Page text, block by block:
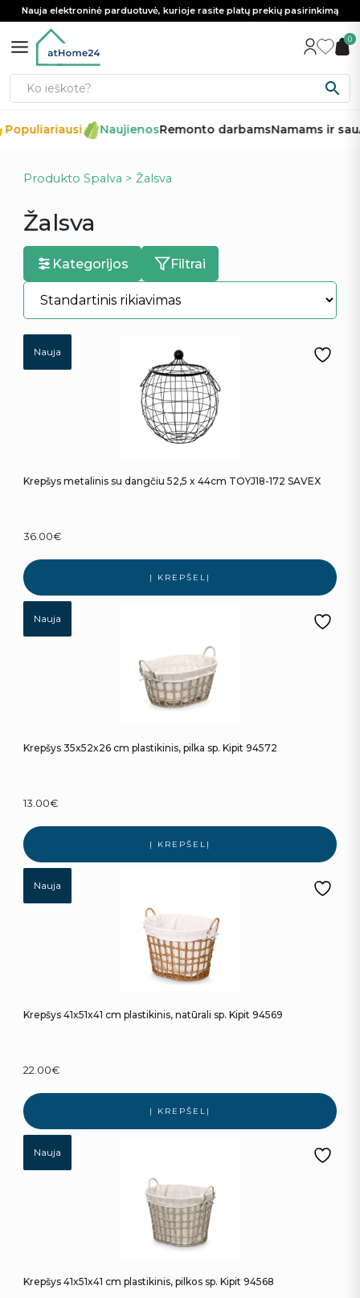
Nauja elektroninė parduotuvė, kurioje rasite platų prekių pasirinkimą
0
NaujienosRemonto darbamsNamams ir sau
Produkto Spalva > Žalsva
Žalsva
Kategorijos Filtrai
Nauja
Krepšys metalinis su dangčiu 52,5 x 44cm TOYJ18-172 SAVEX
36.00€
Į KREPŠELĮ
Nauja
Krepšys 35x52x26 cm plastikinis, pilka sp. Kipit 94572
13.00€
Į KREPŠELĮ
Nauja
Krepšys 41x51x41 cm plastikinis, natūrali sp. Kipit 94569
22.00€
Į KREPŠELĮ
Nauja
Krepšys 41x51x41 cm plastikinis, pilkos sp. Kipit 94568